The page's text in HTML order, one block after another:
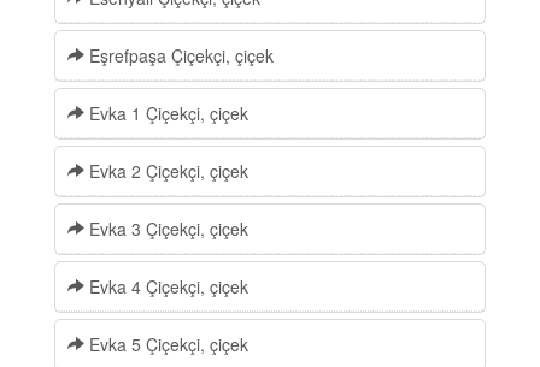
Eşrefpaşa Çiçekçi, çiçek
Evka 1 Çiçekçi, çiçek
Evka 2 Çiçekçi, çiçek
Evka 3 Çiçekçi, çiçek
Evka 4 Çiçekçi, çiçek
Evka 5 Çiçekçi, çiçek